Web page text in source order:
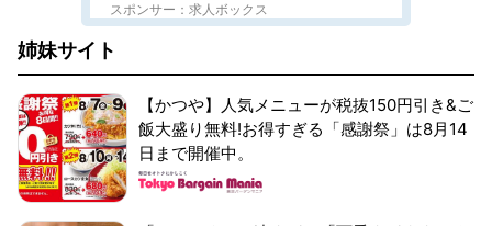
スポンサー：求人ボックス
姉妹サイト
【かつや】人気メニューが税抜150円引き&ご
飯大盛り無料!お得すぎる「感謝祭」は8月14
日まで開催中。